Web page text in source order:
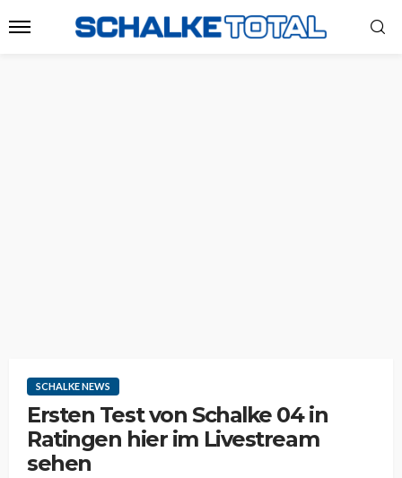
SCHALKE NEWS
Ersten Test von Schalke 04 in
Ratingen hier im Livestream
sehen